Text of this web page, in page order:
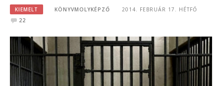
KIEMELT KÖNYVMOLYKÉPZŐ
2014. FEBRUÁR 17. HÉTFŐ
22